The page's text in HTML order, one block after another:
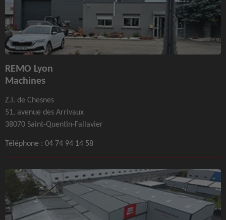
REMO Lyon
Machines
Z.I. de Chesnes
51, avenue des Arrivaux
38070 Saint-Quentin-Fallavier
Téléphone : 04 74 94 14 58